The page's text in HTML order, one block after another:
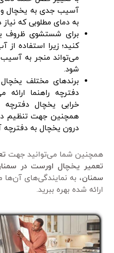
آسیب جدی به یخچال
به دمای مطلوبی که
برای شستشوی ظروف
کنید؛ زیرا استفاده
می‌تواند منجر به
شود.
برند‌های مختلف
دفترچه راهنما
خرابی یخچال دفترچه
همچنین جهت تنظیم
درون یخچال به دفترچه
همچنین شما می‌توانید جهت
تعمیر یخچال اورست در
سمنان، به نمایندگی‌های آن‌ها
ارائه شده بهره ببرید.